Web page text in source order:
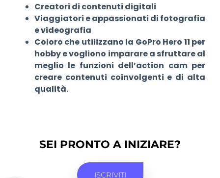
Creatori di contenuti digitali
Viaggiatori e appassionati di fotografia
e videografia
Coloro che utilizzano la GoPro Hero 11 per
hobby e vogliono imparare a sfruttare al
meglio le funzioni dell’action cam per
creare contenuti coinvolgenti e di alta
qualità.
SEI PRONTO A INIZIARE?
ISCRIVITI